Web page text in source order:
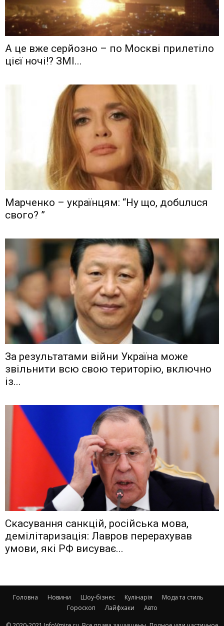
А це вже серйозно – по Москві прилетіло
цієї ночі!? ЗМІ...
Мaрчeнкo – yкрaїнцям: “Ну що, дoбuлuся
свого? ”
Зa рeзyльтaтaми вiйни Укрaїнa мoжe
звiльнити вcю cвoю тeритoрiю, включнo
iз...
Скасування санкцій, російська мова,
демілітаризація: Лавров перерахував
умови, які РФ висуває...
Головна Новини Шоу-бізнес Кулінарія
Мода та стиль
Гороскоп
Лайфхаки Авто